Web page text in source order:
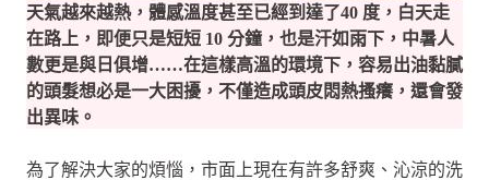
天氣越來越熱，體感溫度甚至已經到達了40 度，白天走
在路上，即便只是短短 10 分鐘，也是汗如雨下，中暑人
數更是與日俱增……在這樣高溫的環境下，容易出油黏膩
的頭髮想必是一大困擾，不僅造成頭皮悶熱搔癢，還會發
出異味。
為了解決大家的煩惱，市面上現在有許多舒爽、沁涼的洗